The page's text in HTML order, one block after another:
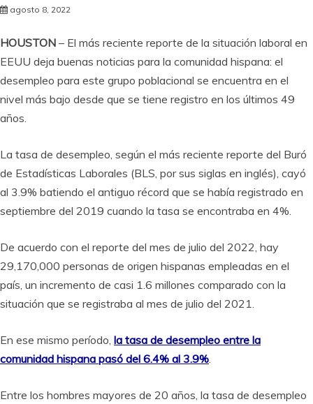
agosto 8, 2022
HOUSTON – El más reciente reporte de la situación laboral en
EEUU deja buenas noticias para la comunidad hispana: el
desempleo para este grupo poblacional se encuentra en el
nivel más bajo desde que se tiene registro en los últimos 49
años.
La tasa de desempleo, según el más reciente reporte del Buró
de Estadísticas Laborales (BLS, por sus siglas en inglés), cayó
al 3.9% batiendo el antiguo récord que se había registrado en
septiembre del 2019 cuando la tasa se encontraba en 4%.
De acuerdo con el reporte del mes de julio del 2022, hay
29,170,000 personas de origen hispanas empleadas en el
país, un incremento de casi 1.6 millones comparado con la
situación que se registraba al mes de julio del 2021.
En ese mismo período, la tasa de desempleo entre la
comunidad hispana pasó del 6.4% al 3.9%.
Entre los hombres mayores de 20 años, la tasa de desempleo